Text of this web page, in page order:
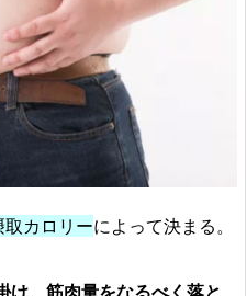
カロリーによって決まる。